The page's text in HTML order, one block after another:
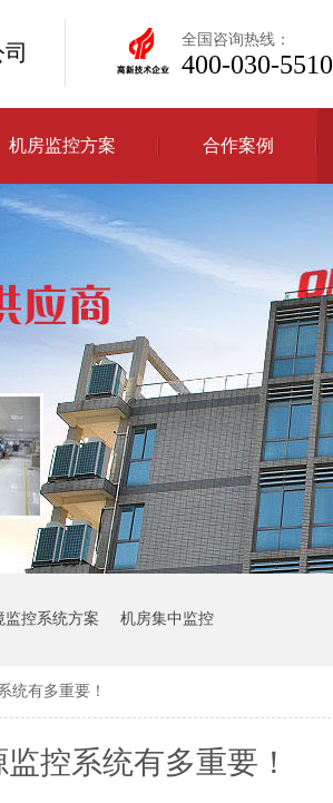
全国咨询热线：
400-030-5510
机房监控方案 合作案例
监控系统方案 机房集中监控
统有多重要！
控系统有多重要！